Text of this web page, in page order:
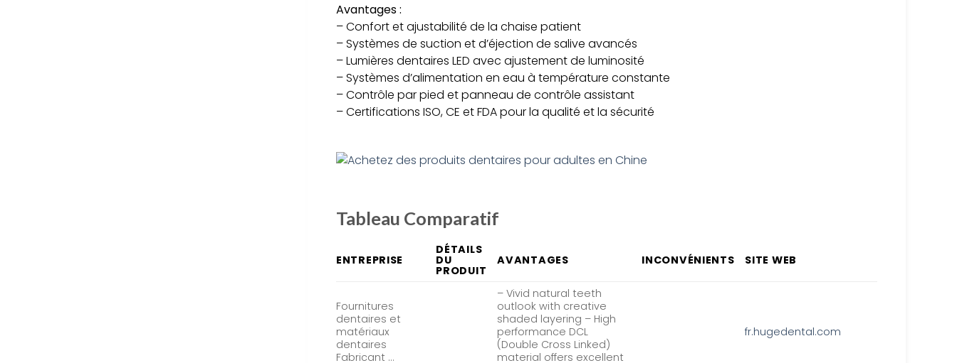
Avantages :
– Confort et ajustabilité de la chaise patient
– Systèmes de suction et d’éjection de salive avancés
– Lumières dentaires LED avec ajustement de luminosité
– Systèmes d’alimentation en eau à température constante
– Contrôle par pied et panneau de contrôle assistant
– Certifications ISO, CE et FDA pour la qualité et la sécurité
Tableau Comparatif
ENTREPRISE
DÉTAILS
DU
PRODUIT
AVANTAGES INCONVÉNIENTS SITE WEB
Fournitures
dentaires et
matériaux
dentaires
Fabricant …
– Vivid natural teeth
outlook with creative
shaded layering – High
performance DCL
(Double Cross Linked)
material offers excellent
fr.hugedental.com